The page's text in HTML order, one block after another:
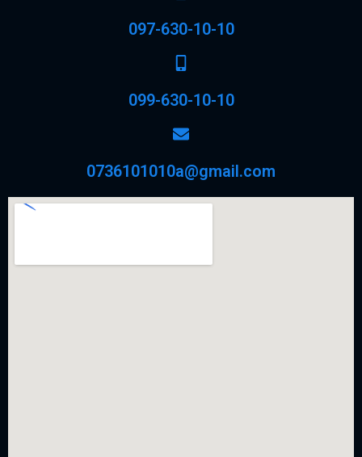
097-630-10-10
099-630-10-10
0736101010a@gmail.com